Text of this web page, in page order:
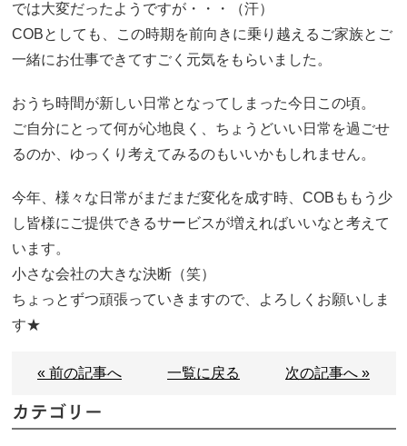
では大変だったようですが・・・（汗）
COBとしても、この時期を前向きに乗り越えるご家族とご
一緒にお仕事できてすごく元気をもらいました。
おうち時間が新しい日常となってしまった今日この頃。
ご自分にとって何が心地良く、ちょうどいい日常を過ごせ
るのか、ゆっくり考えてみるのもいいかもしれません。
今年、様々な日常がまだまだ変化を成す時、COBももう少
し皆様にご提供できるサービスが増えればいいなと考えて
います。
小さな会社の大きな決断（笑）
ちょっとずつ頑張っていきますので、よろしくお願いしま
す★
« 前の記事へ 一覧に戻る 次の記事へ »
カテゴリー